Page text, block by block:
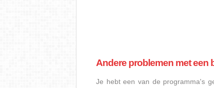
Andere problemen met een
Je hebt een van de programma's